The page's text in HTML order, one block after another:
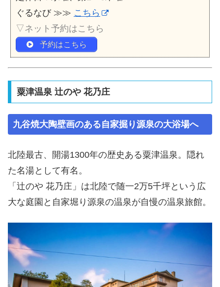
ぐるなび ≫≫ こちら
▽ネット予約はこちら
予約はこちら
粟津温泉 辻のや 花乃庄
九谷焼大陶壁画のある自家掘り源泉の大浴場へ
北陸最古、開湯1300年の歴史ある粟津温泉。隠れ
た名湯として有名。
「辻のや 花乃庄」は北陸で随一2万5千坪という広
大な庭園と自家堀り源泉の温泉が自慢の温泉旅館。